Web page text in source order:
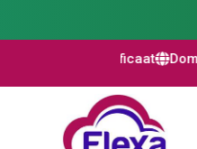
Domeinnaam: €8,99 p/jaar